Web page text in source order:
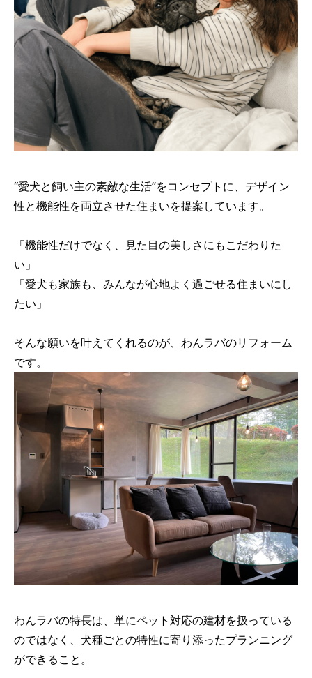
“愛犬と飼い主の素敵な生活”をコンセプトに、デザイン
性と機能性を両立させた住まいを提案しています。
「機能性だけでなく、見た目の美しさにもこだわりた
い」
「愛犬も家族も、みんなが心地よく過ごせる住まいにし
たい」
そんな願いを叶えてくれるのが、わんラバのリフォーム
です。
わんラバの特長は、単にペット対応の建材を扱っている
のではなく、犬種ごとの特性に寄り添ったプランニング
ができること。